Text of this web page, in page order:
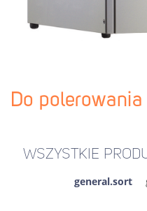
Do
WSZYSTKIE
general.sort